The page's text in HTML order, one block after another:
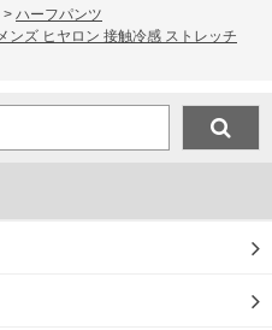
> ハーフパンツ
ンズ ヒヤロン 接触冷感 ストレッチ